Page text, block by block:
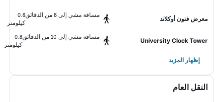
معرض فنون أوكلاند
مسافة مشي إلى 8 من الدقائق
0.6
كيلومتر
University Clock Tower
مسافة مشي إلى 10 من الدقائق
0.8
كيلومتر
إظهار المزيد
النقل العام